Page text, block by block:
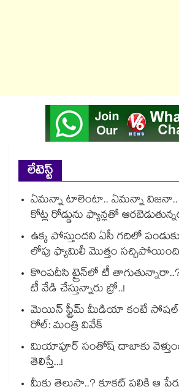
లేటెస్ట్
ఏమన్నా టాలెంటా.. ఏమన్నా విజనా..
కోట్ల రోడ్డును ఫ్యాన్లతో
ఉక్క పోస్తుందని ఏసీ గదిలో
లోపు ఫ్యామిలీ మొత్తం
కొంపదీసి ట్రైన్⁬లో టీ
టీ వేడి చేస్తున్నారు బ్రో..!
మెయిన్ స్ట్రీమ్ మీడియా కంటే
రోల్: మంత్రి వివేక్
మియాపూర్ సంతోష్ దాబాకు
తెలిస్తే...!